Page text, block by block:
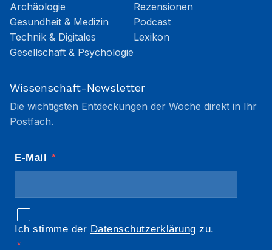
Archäologie
Gesundheit & Medizin
Technik & Digitales
Gesellschaft & Psychologie
Rezensionen
Podcast
Lexikon
Wissenschaft-Newsletter
Die wichtigsten Entdeckungen der Woche direkt in Ihr
Postfach.